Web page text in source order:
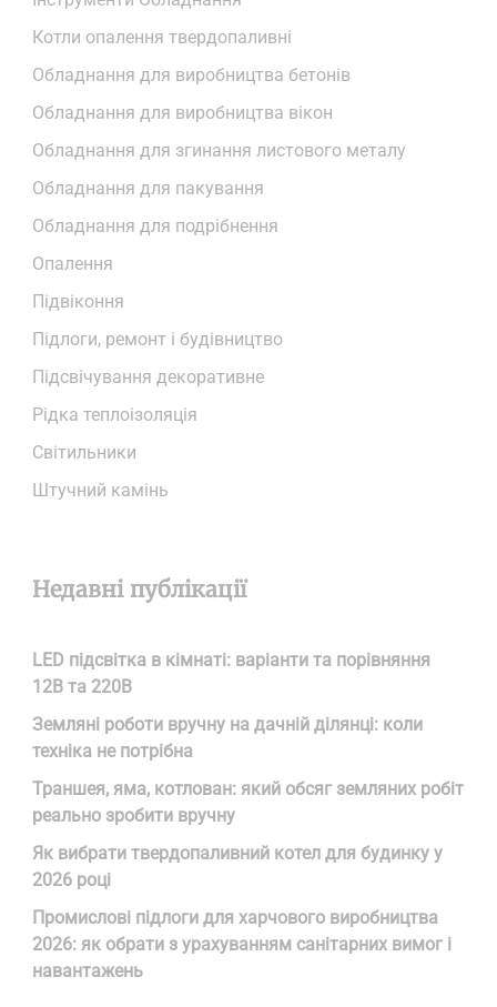
Котли опалення твердопаливні
Обладнання для виробництва бетонів
Обладнання для виробництва вікон
Обладнання для згинання листового металу
Обладнання для пакування
Обладнання для подрібнення
Опалення
Підвіконня
Підлоги, ремонт і будівництво
Підсвічування декоративне
Рідка теплоізоляція
Світильники
Штучний камінь
Недавні публікації
LED підсвітка в кімнаті: варіанти та порівняння
12В та 220В
Земляні роботи вручну на дачній ділянці: коли
техніка не потрібна
Траншея, яма, котлован: який обсяг земляних робіт
реально зробити вручну
Як вибрати твердопаливний котел для будинку у
2026 році
Промислові підлоги для харчового виробництва
2026: як обрати з урахуванням санітарних вимог і
навантажень